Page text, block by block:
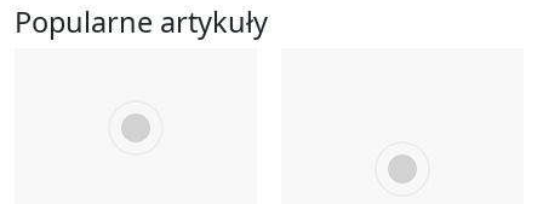
Popularne artykuły